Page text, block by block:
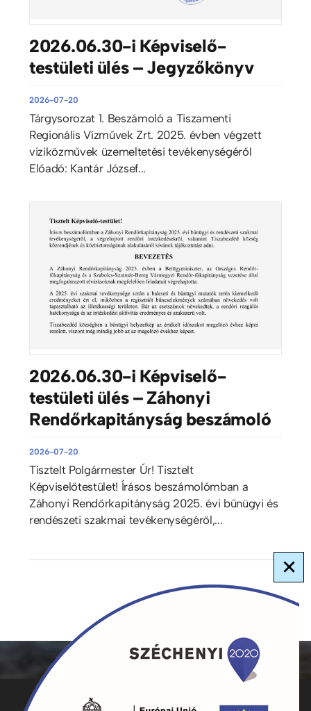
2026.06.30-i Képviselő-
testületi ülés – Jegyzőkönyv
2026-07-20
Tárgysorozat 1. Beszámoló a Tiszamenti
Regionális Vízművek Zrt. 2025. évben végzett
viziközművek üzemeltetési tevékenységéről
Előadó: Kantár József...
2026.06.30-i Képviselő-
testületi ülés – Záhonyi
Rendőrkapitányság beszámoló
2026-07-20
Tisztelt Polgármester Úr! Tisztelt
Képviselőtestület! Írásos beszámolómban a
Záhonyi Rendőrkapitányság 2025. évi bűnügyi és
rendészeti szakmai tevékenységéről,...
×